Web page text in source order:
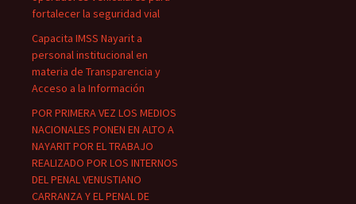
fortalecer la seguridad vial
Capacita IMSS Nayarit a
personal institucional en
materia de Transparencia y
Acceso a la Información
POR PRIMERA VEZ LOS MEDIOS
NACIONALES PONEN EN ALTO A
NAYARIT POR EL TRABAJO
REALIZADO POR LOS INTERNOS
DEL PENAL VENUSTIANO
CARRANZA Y EL PENAL DE